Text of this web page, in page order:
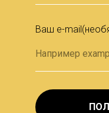
Ваш e-